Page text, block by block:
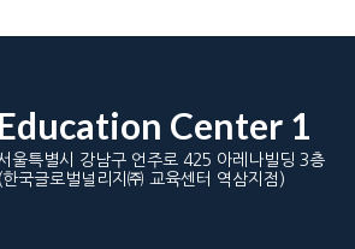
Education Center 1
울특별시 강남구 언주로 425 아레나빌딩 3층
(한국글로벌널리지㈜ 교육센터 역삼지점)